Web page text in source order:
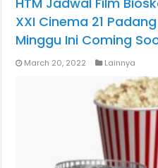
XXI Cinema 21
Minggu Ini Coming
March 20, 2022 Lainnya